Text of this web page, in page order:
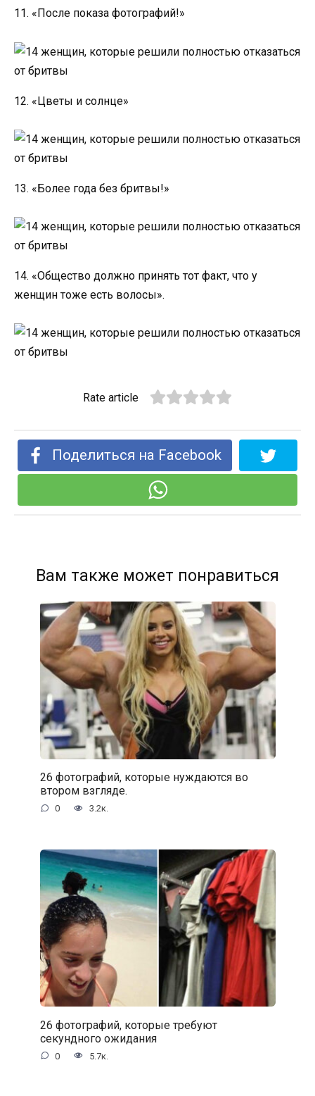
11. «После показа фотографий!»
12. «Цветы и солнце»
13. «Более года без бритвы!»
14. «Общество должно принять тот факт, что у
женщин тоже есть волосы».
Rate article
Поделиться на Facebook
Вам также может понравиться
26 фотографий, которые нуждаются во
втором взгляде.
0 3.2к.
26 фотографий, которые требуют
секундного ожидания
0 5.7к.